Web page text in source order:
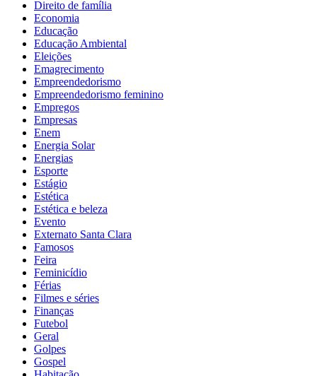
Direito de família
Economia
Educação
Educação Ambiental
Eleições
Emagrecimento
Empreendedorismo
Empreendedorismo feminino
Empregos
Empresas
Enem
Energia Solar
Energias
Esporte
Estágio
Estética
Estética e beleza
Evento
Externato Santa Clara
Famosos
Feira
Feminicídio
Férias
Filmes e séries
Finanças
Futebol
Geral
Golpes
Gospel